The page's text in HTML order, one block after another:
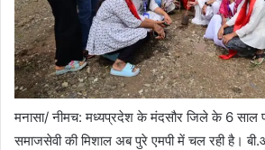
मनासा/ नीमच: मध्यप्रदेश के मंदसौर जिले के 6 साल
समाजसेवी की मिशाल अब पुरे एमपी में चल रही है।